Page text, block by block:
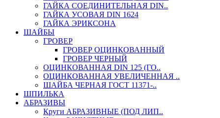
ГАЙКА СОЕДИНИТЕЛЬНАЯ DIN..
ГАЙКА УСОВАЯ DIN 1624
ГАЙКА ЭРИКСОНА
ШАЙБЫ
ГРОВЕР
ГРОВЕР ОЦИНКОВАННЫЙ
ГРОВЕР ЧЕРНЫЙ
ОЦИНКОВАННАЯ DIN 125 (ГО..
ОЦИНКОВАННАЯ УВЕЛИЧЕННАЯ ..
ШАЙБА ЧЕРНАЯ ГОСТ 11371-..
ШПИЛЬКА
АБРАЗИВЫ
Круги АБРАЗИВНЫЕ (ПОД ЛИП..